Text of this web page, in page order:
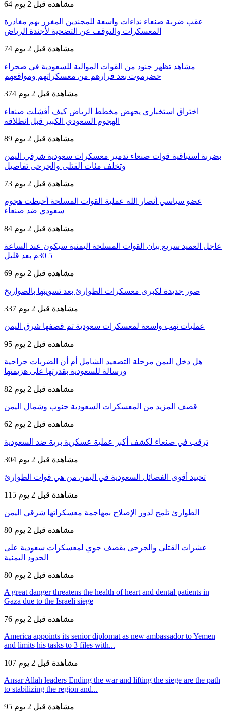
64 مشاهدة قبل 2 يوم
عقب ضربة صنعاء نداءات واسعة للمجندين المغرر بهم مغادرة
المعسكرات والتوقف عن التضحية لأجندة الرياض
74 مشاهدة قبل 2 يوم
مشاهد تظهر جنود من القوات الموالية للسعودية في صحراء
حضرموت بعد فرارهم من معسكراتهم ومواقعهم
374 مشاهدة قبل 2 يوم
اختراق استخباري يجهض مخطط الرياض كيف أفشلت صنعاء
الهجوم السعودي الكبير قبل انطلاقه
89 مشاهدة قبل 2 يوم
بضربة استباقية قوات صنعاء تدمير معسكرات سعودية شرقي اليمن
وتخلف مئات القتلى والجرحى تفاصيل
73 مشاهدة قبل 2 يوم
عضو سياسي أنصار الله عملية القوات المسلحة أحبطت هجوم
سعودي ضد صنعاء
84 مشاهدة قبل 2 يوم
عاجل العميد سريع بيان القوات المسلحة اليمنية سيكون عند الساعة
5 30م بعد قليل
69 مشاهدة قبل 2 يوم
صور جديدة لكبرى معسكرات الطوارئ بعد تسويتها بالصواريخ
337 مشاهدة قبل 2 يوم
عمليات نهب واسعة لمعسكرات سعودية تم قصفها شرق اليمن
95 مشاهدة قبل 2 يوم
هل دخل اليمن مرحلة التصعيد الشامل أم أن الضربات جراحية
ورسالة للسعودية بقدرتها على هزيمتها
82 مشاهدة قبل 2 يوم
قصف المزيد من المعسكرات السعودية جنوب وشمال اليمن
62 مشاهدة قبل 2 يوم
ترقب في صنعاء لكشف أكبر عملية عسكرية برية ضد السعودية
304 مشاهدة قبل 2 يوم
تحييد أقوى الفصائل السعودية في اليمن من هي قوات الطوارئ
115 مشاهدة قبل 2 يوم
الطوارئ تلمح لدور الإصلاح بمهاجمة معسكراتها شرقي اليمن
80 مشاهدة قبل 2 يوم
عشرات القتلى والجرحى بقصف جوي لمعسكرات سعودية على
الحدود اليمنية
80 مشاهدة قبل 2 يوم
A great danger threatens the health of heart and dental patients in
Gaza due to the Israeli siege
76 مشاهدة قبل 2 يوم
America appoints its senior diplomat as new ambassador to Yemen
and limits his tasks to 3 files with...
107 مشاهدة قبل 2 يوم
Ansar Allah leaders Ending the war and lifting the siege are the path
to stabilizing the region and...
95 مشاهدة قبل 2 يوم